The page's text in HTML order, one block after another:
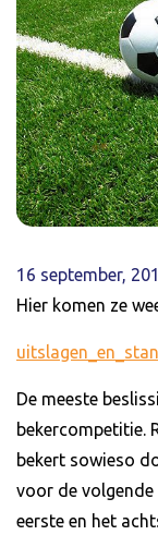
16 september,
Hier komen ze
De meeste
bekercompetitie.
bekert sowieso
voor de volgende
eerste en het